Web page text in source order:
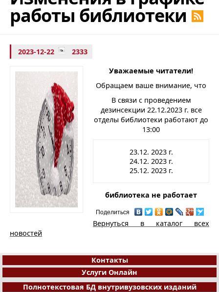
работы библиотеки
2023-12-22 2333
Уважаемые читатели!
Обращаем ваше внимание, что
В связи с проведением
дезинсекции 22.12.2023 г. все
отделы библиотеки работают до
13:00
23.12. 2023 г.
24.12. 2023 г.
25.12. 2023 г.
библиотека не работает
Поделиться
Вернуться в каталог всех
новостей
Контакты
Услуги Онлайн
Полнотекстовая БД внутривузовских изданий